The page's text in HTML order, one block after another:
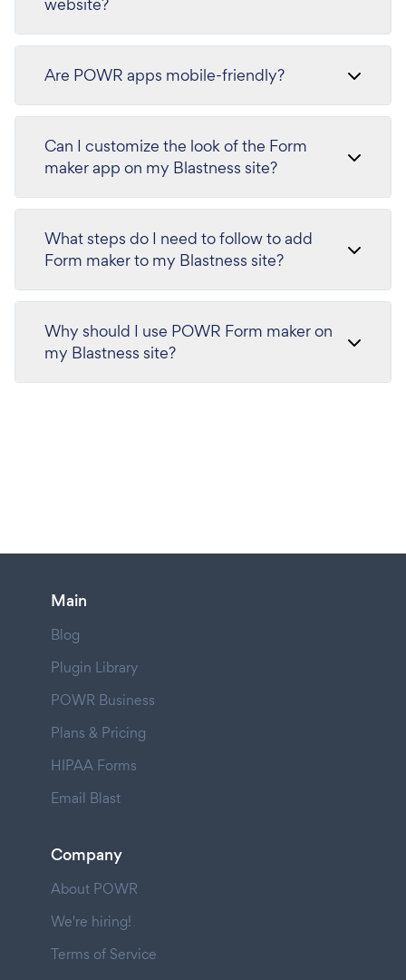
Are POWR apps mobile-friendly?
Can I customize the look of the Form
maker app on my Blastness site?
What steps do I need to follow to add
Form maker to my Blastness site?
Why should I use POWR Form maker on
my Blastness site?
Main
Blog
Plugin Library
POWR Business
Plans & Pricing
HIPAA Forms
Email Blast
Company
About POWR
We're hiring!
Terms of Service